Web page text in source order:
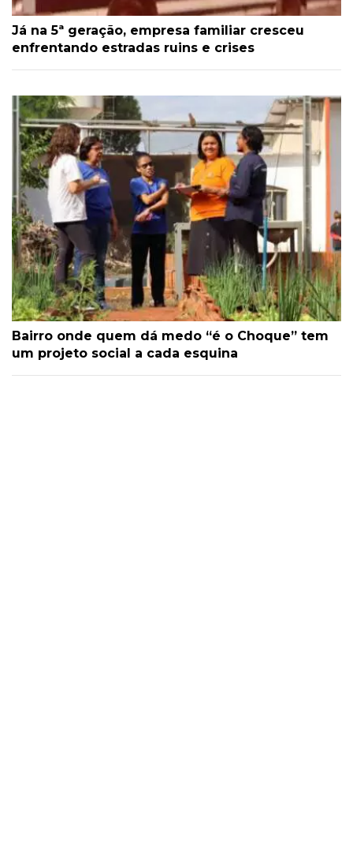
Já na 5ª geração, empresa familiar cresceu
enfrentando estradas ruins e crises
Bairro onde quem dá medo “é o Choque” tem
um projeto social a cada esquina